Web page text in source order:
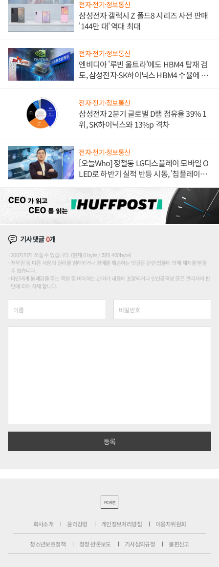
전자·전기·정보통신
삼성전자 갤럭시 Z 폴드8 시리즈 사전 판매
'144만 대' 역대 최대
전자·전기·정보통신
엔비디아 '루빈 울트라'에도 HBM4 탑재 검
토, 삼성전자·SK하이닉스 HBM4 수율에 주
전자·전기·정보통신
삼성전자 2분기 글로벌 D램 점유율 39% 1
위, SK하이닉스와 13%p 격차
전자·전기·정보통신
[오늘Who] 정철동 LG디스플레이 모바일 O
LED로 하반기 실적 반등 시동, '칩플레이
기사댓글0개
200자까지 쓰실 수 있습니다. (현재 0 byte / 최대 400byte)
저작권 등 다른 사람의 권리를 침해하거나 명예를 훼손하는 댓글은 관련 법률에 의해 제재를 받을
수 있습니다.
타인에게 불쾌감을 주는 욕설 등 비하하는 단어가 내용에 포함되거나 인신공격성 글은 관리자의 판
단에 의해 삭제 합니다.
PC버전
회사소개 윤리강령 개인정보처리방침 이용자위원회
청소년보호정책 정정·반론보도 기사심의규정 불편신고